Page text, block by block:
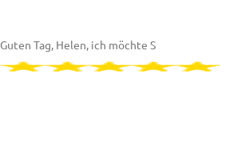
Guten Tag, Helen, ich möchte S